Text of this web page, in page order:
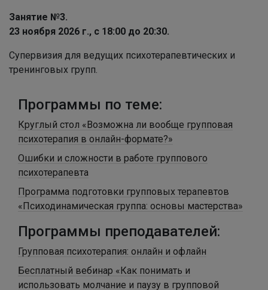
Занятие №3.
23 ноября 2026 г., с 18:00 до 20:30.
Супервизия для ведущих психотерапевтических и
тренинговых групп.
Программы по теме:
Круглый стол «Возможна ли вообще групповая
психотерапия в онлайн-формате?»
Ошибки и сложности в работе группового
психотерапевта
Программа подготовки групповых терапевтов
«Психодинамическая группа: основы мастерства»
Программы преподавателей:
Групповая психотерапия: онлайн и офлайн
Бесплатный вебинар «Как понимать и
использовать молчание и паузу в групповой